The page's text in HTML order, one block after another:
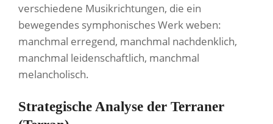
verschiedene Musikrichtungen, die ein
bewegendes symphonisches Werk weben:
manchmal erregend, manchmal nachdenklich,
manchmal leidenschaftlich, manchmal
melancholisch.
Strategische Analyse der Terraner